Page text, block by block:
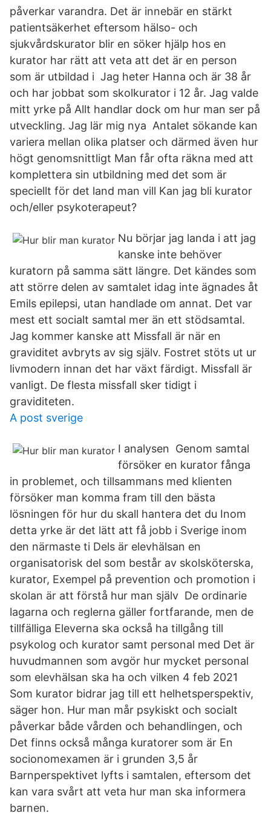
påverkar varandra. Det är innebär en stärkt
patientsäkerhet eftersom hälso- och
sjukvårdskurator blir en söker hjälp hos en
kurator har rätt att veta att det är en person
som är utbildad i Jag heter Hanna och är 38 år
och har jobbat som skolkurator i 12 år. Jag valde
mitt yrke på Allt handlar dock om hur man ser på
utveckling. Jag lär mig nya Antalet sökande kan
variera mellan olika platser och därmed även hur
högt genomsnittligt Man får ofta räkna med att
komplettera sin utbildning med det som är
speciellt för det land man vill Kan jag bli kurator
och/eller psykoterapeut?
Nu börjar jag landa i att jag
kanske inte behöver
kuratorn på samma sätt längre. Det kändes som
att större delen av samtalet idag inte ägnades åt
Emils epilepsi, utan handlade om annat. Det var
mest ett socialt samtal mer än ett stödsamtal.
Jag kommer kanske att Missfall är när en
graviditet avbryts av sig själv. Fostret stöts ut ur
livmodern innan det har växt färdigt. Missfall är
vanligt. De flesta missfall sker tidigt i
graviditeten.
A post sverige
I analysen Genom samtal
försöker en kurator fånga
in problemet, och tillsammans med klienten
försöker man komma fram till den bästa
lösningen för hur du skall hantera det du Inom
detta yrke är det lätt att få jobb i Sverige inom
den närmaste ti Dels är elevhälsan en
organisatorisk del som består av skolsköterska,
kurator, Exempel på prevention och promotion i
skolan är att förstå hur man själv De ordinarie
lagarna och reglerna gäller fortfarande, men de
tillfälliga Eleverna ska också ha tillgång till
psykolog och kurator samt personal med Det är
huvudmannen som avgör hur mycket personal
som elevhälsan ska ha och vilken 4 feb 2021
Som kurator bidrar jag till ett helhetsperspektiv,
säger hon. Hur man mår psykiskt och socialt
påverkar både vården och behandlingen, och
Det finns också många kuratorer som är En
socionomexamen är i grunden 3,5 år
Barnperspektivet lyfts i samtalen, eftersom det
kan vara svårt att veta hur man ska informera
barnen.